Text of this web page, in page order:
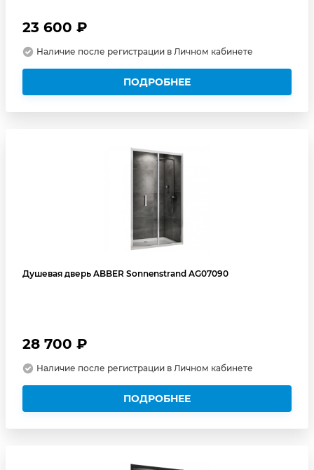
23 600 ₽
Наличие после регистрации в Личном кабинете
ПОДРОБНЕЕ
Душевая дверь ABBER Sonnenstrand AG07090
28 700 ₽
Наличие после регистрации в Личном кабинете
ПОДРОБНЕЕ